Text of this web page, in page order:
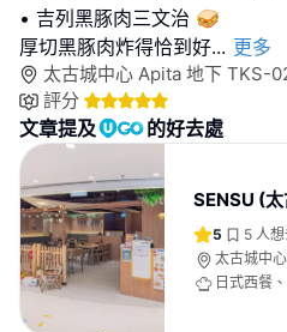
• 吉列黑豚肉三文治 🥪
厚切黑豚肉炸得恰到好... 更多
太古城中心 Apita 地下 TKS-
評分
文章提及 的好去處
SENSU (
5 5 人
太古城中
日式西餐